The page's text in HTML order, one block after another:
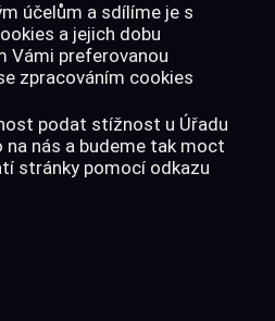
účelům a sdílíme je s
a jejich dobu
Vámi preferovanou
zpracováním cookies
podat stížnost u Úřadu
na nás a budeme tak moct
stránky pomocí odkazu
POUKAZY